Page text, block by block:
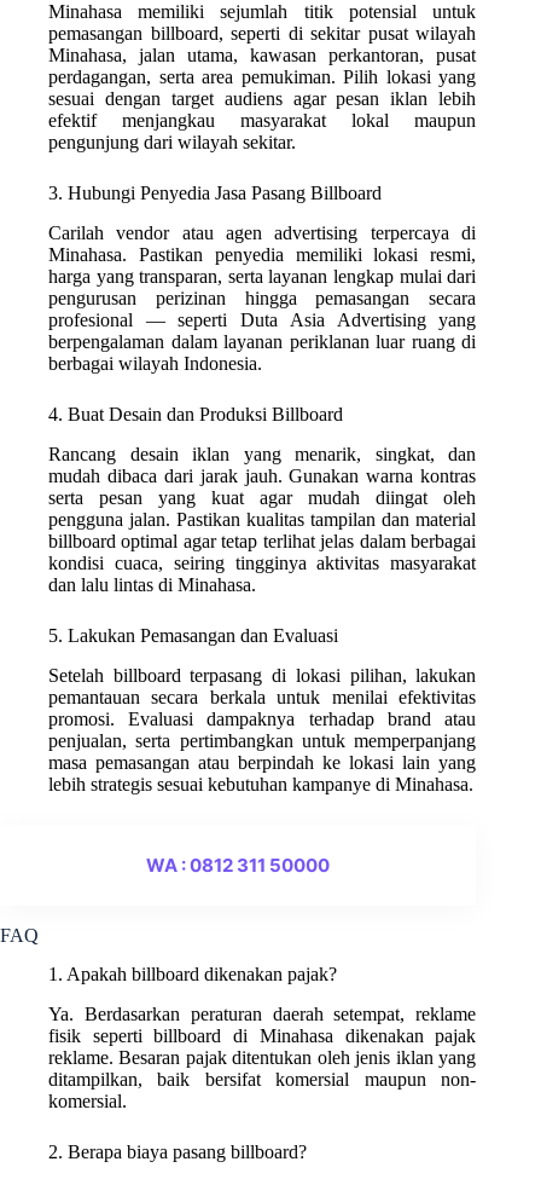
Minahasa memiliki sejumlah titik potensial untuk
pemasangan billboard, seperti di sekitar pusat wilayah
Minahasa, jalan utama, kawasan perkantoran, pusat
perdagangan, serta area pemukiman. Pilih lokasi yang
sesuai dengan target audiens agar pesan iklan lebih
efektif menjangkau masyarakat lokal maupun
pengunjung dari wilayah sekitar.
3. Hubungi Penyedia Jasa Pasang Billboard
Carilah vendor atau agen advertising terpercaya di
Minahasa. Pastikan penyedia memiliki lokasi resmi,
harga yang transparan, serta layanan lengkap mulai dari
pengurusan perizinan hingga pemasangan secara
profesional — seperti Duta Asia Advertising yang
berpengalaman dalam layanan periklanan luar ruang di
berbagai wilayah Indonesia.
4. Buat Desain dan Produksi Billboard
Rancang desain iklan yang menarik, singkat, dan
mudah dibaca dari jarak jauh. Gunakan warna kontras
serta pesan yang kuat agar mudah diingat oleh
pengguna jalan. Pastikan kualitas tampilan dan material
billboard optimal agar tetap terlihat jelas dalam berbagai
kondisi cuaca, seiring tingginya aktivitas masyarakat
dan lalu lintas di Minahasa.
5. Lakukan Pemasangan dan Evaluasi
Setelah billboard terpasang di lokasi pilihan, lakukan
pemantauan secara berkala untuk menilai efektivitas
promosi. Evaluasi dampaknya terhadap brand atau
penjualan, serta pertimbangkan untuk memperpanjang
masa pemasangan atau berpindah ke lokasi lain yang
lebih strategis sesuai kebutuhan kampanye di Minahasa.
WA : 0812 311 50000
FAQ
1. Apakah billboard dikenakan pajak?
Ya. Berdasarkan peraturan daerah setempat, reklame
fisik seperti billboard di Minahasa dikenakan pajak
reklame. Besaran pajak ditentukan oleh jenis iklan yang
ditampilkan, baik bersifat komersial maupun non-
komersial.
2. Berapa biaya pasang billboard?